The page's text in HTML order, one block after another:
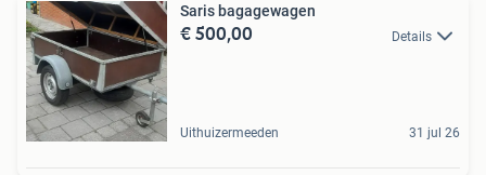
Saris bagagewagen
€ 500,00 Details
Uithuizermeeden 31 jul 26